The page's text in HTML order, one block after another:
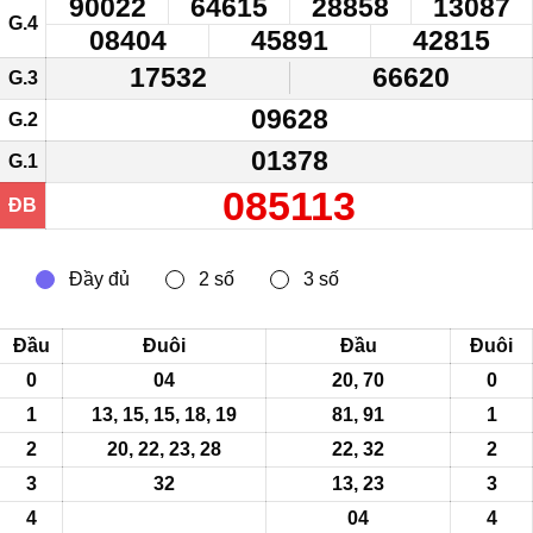
G.4
90022 64615 28858
13087
08404
45891 42815
G.3 17532 66620
G.2 09628
G.1 01378
ĐB 085113
Đầu
Đuôi
0
04
1
13, 15, 15, 18, 19
2
20, 22, 23, 28
3
32
4
Đầu
Đuôi
20, 70
0
81, 91
1
22, 32
2
13, 23
3
04
4